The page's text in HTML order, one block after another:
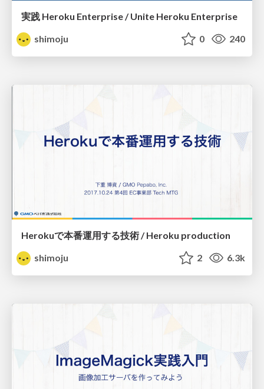
実践 Heroku Enterprise / Unite Heroku Enterprise
shimoju
0 240
Herokuで本番運用する技術 / Heroku production
shimoju
2 6.3k